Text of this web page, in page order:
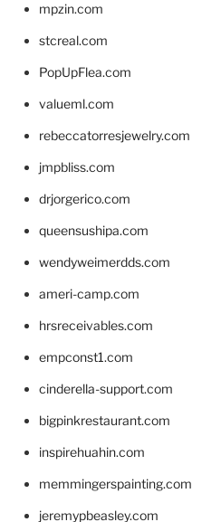
mpzin.com
stcreal.com
PopUpFlea.com
valueml.com
rebeccatorresjewelry.com
jmpbliss.com
drjorgerico.com
queensushipa.com
wendyweimerdds.com
ameri-camp.com
hrsreceivables.com
empconst1.com
cinderella-support.com
bigpinkrestaurant.com
inspirehuahin.com
memmingerspainting.com
jeremypbeasley.com